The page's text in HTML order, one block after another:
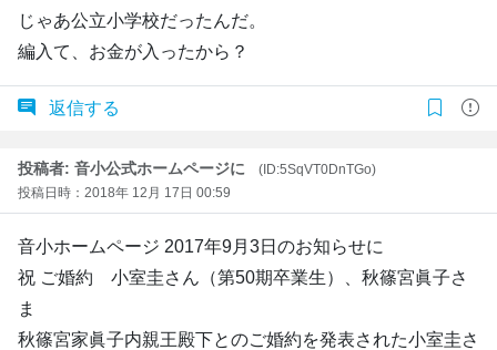
じゃあ公立小学校だったんだ。
編入て、お金が入ったから？
返信する
投稿者: 音小公式ホームページに
(ID:5SqVT0DnTGo)
投稿日時：2018年 12月 17日 00:59
音小ホームページ 2017年9月3日のお知らせに
祝 ご婚約 小室圭さん（第50期卒業生）、秋篠宮眞子さ
ま
秋篠宮家眞子内親王殿下とのご婚約を発表された小室圭さ